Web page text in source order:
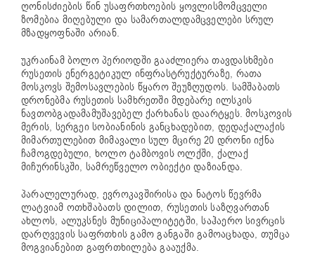
ღონისძიების წინ უსაფრთხოების ყოვლისმომცველი
ზომებია მიღებული და სამართალდამცველები სრულ
მზადყოფნაში არიან.
უკრაინამ ბოლო პერიოდში გააძლიერა თავდასხმები
რუსეთის ენერგეტიკულ ინფრასტრუქტურაზე, რათა
მოსკოვს შემოსავლების წყარო შეუზღუდოს. სამშაბათს
დრონებმა რუსეთის სამხრეთში მდებარე ილსკის
ნავთობგადამამუშავებელ ქარხანას დაარტყეს. მოსკოვის
მერის, სერგეი სობიანინის განცხადებით, დედაქალაქის
მიმართულებით მიმავალი სულ მცირე 20 დრონი იქნა
ჩამოგდებული, ხოლო ტამბოვის ოლქში, ქალაქ
მიჩურინსკში, სამრეწველო ობიექტი დაზიანდა.
პარალელურად, ევროკავშირისა და ნატოს წევრმა
ლატვიამ ოთხშაბათს დილით, რუსეთის საზღვართან
ახლოს, ალუკსნეს მუნიციპალიტეტში, საჰაერო სივრცის
დარღვევის საფრთხის გამო განგაში გამოაცხადა, თუმცა
მოგვიანებით გაფრთხილება გააუქმა.